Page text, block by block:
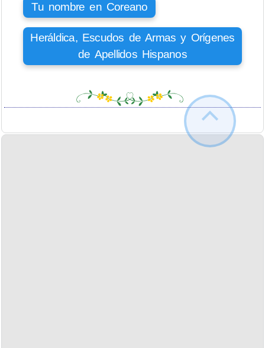
Tu nombre en Coreano
Heráldica, Escudos de Armas y Orígenes
de Apellidos Hispanos